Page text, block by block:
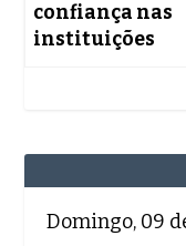
confiança nas
instituições
Domingo, 09